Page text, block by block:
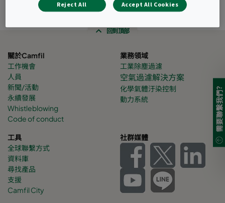
回到頂部
關於Camfil
工作機會
人員
新聞/活動
永續發展
Whistleblowing
Code of conduct
業務領域
工業除塵過濾
空氣過濾解決方案
化學氣體汙染控制
動力系統
工具
全球聯繫方式
資料庫
尋找產品
支援
Camfil City
社群媒體
需要聯繫我們?
Reject All Accept All Cookies